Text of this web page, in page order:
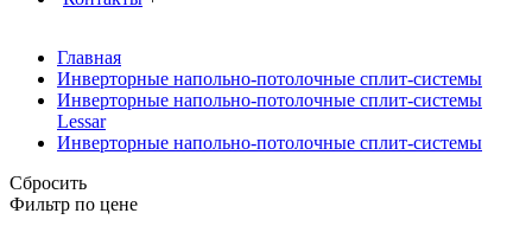
Главная
Инверторные напольно-потолочные сплит-системы
Инверторные напольно-потолочные сплит-системы
Lessar
Инверторные напольно-потолочные сплит-системы
Сбросить
Фильтр по цене